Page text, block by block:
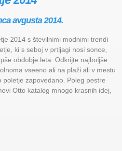
avgusta 2014.
2014 s številnimi modnimi trendi
ki s seboj v prtljagi nosi sonce,
obdobje leta. Odkrijte najboljše
vseeno ali na plaži ali v mestu
poletje zapovedano. Poleg pestre
Otto katalog mnogo krasnih idej,